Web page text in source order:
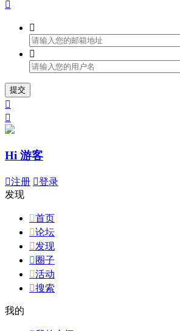



提交


Hi 游客
注册 登录
发现
首页
论坛
发现
 圈子
活动
搜索
我的